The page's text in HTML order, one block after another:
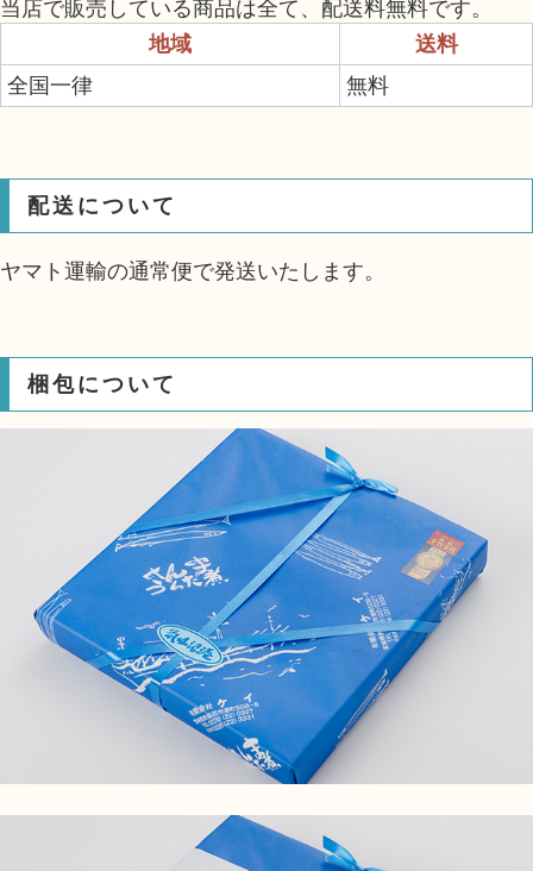
当店で販売している商品は全て、配送料無料です。
地域
送料
全国一律
無料
配送について
ヤマト運輸の通常便で発送いたします。
梱包について